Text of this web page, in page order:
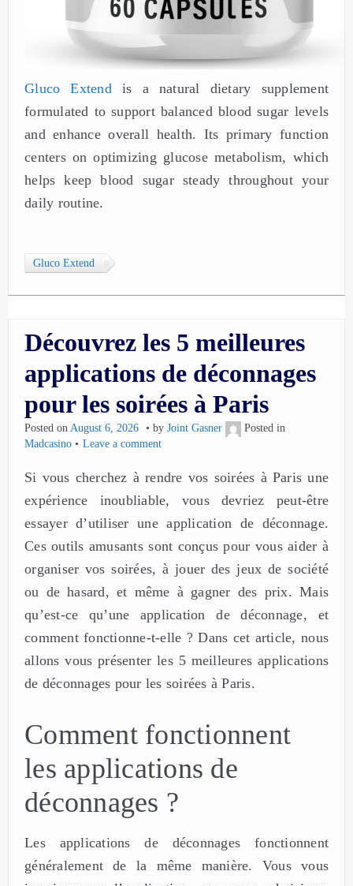
Gluco Extend is a natural dietary supplement
formulated to support balanced blood sugar levels
and enhance overall health. Its primary function
centers on optimizing glucose metabolism, which
helps keep blood sugar steady throughout your
daily routine.
Gluco Extend
Découvrez les 5 meilleures
applications de déconnages
pour les soirées à Paris
Posted onAugust 6, 2026 by Joint Gasner
Posted in
Madcasino
Leave a comment
Si vous cherchez à rendre vos soirées à Paris une
expérience inoubliable, vous devriez peut-être
essayer d’utiliser une application de déconnage.
Ces outils amusants sont conçus pour vous aider à
organiser vos soirées, à jouer des jeux de société
ou de hasard, et même à gagner des prix. Mais
qu’est-ce qu’une application de déconnage, et
comment fonctionne-t-elle ? Dans cet article, nous
allons vous présenter les 5 meilleures applications
de déconnages pour les soirées à Paris.
Comment fonctionnent
les applications de
déconnages ?
Les applications de déconnages fonctionnent
généralement de la même manière. Vous vous